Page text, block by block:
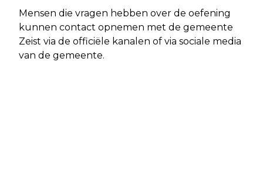
Mensen die vragen hebben over de oefening
kunnen contact opnemen met de gemeente
Zeist via de officiële kanalen of via sociale media
van de gemeente.